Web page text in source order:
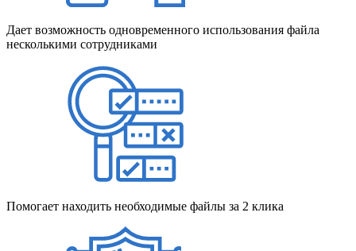
Дает возможность одновременного использования файла
несколькими сотрудниками
Помогает находить необходимые файлы за 2 клика